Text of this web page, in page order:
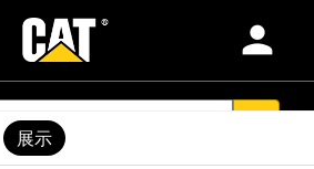
person
展示